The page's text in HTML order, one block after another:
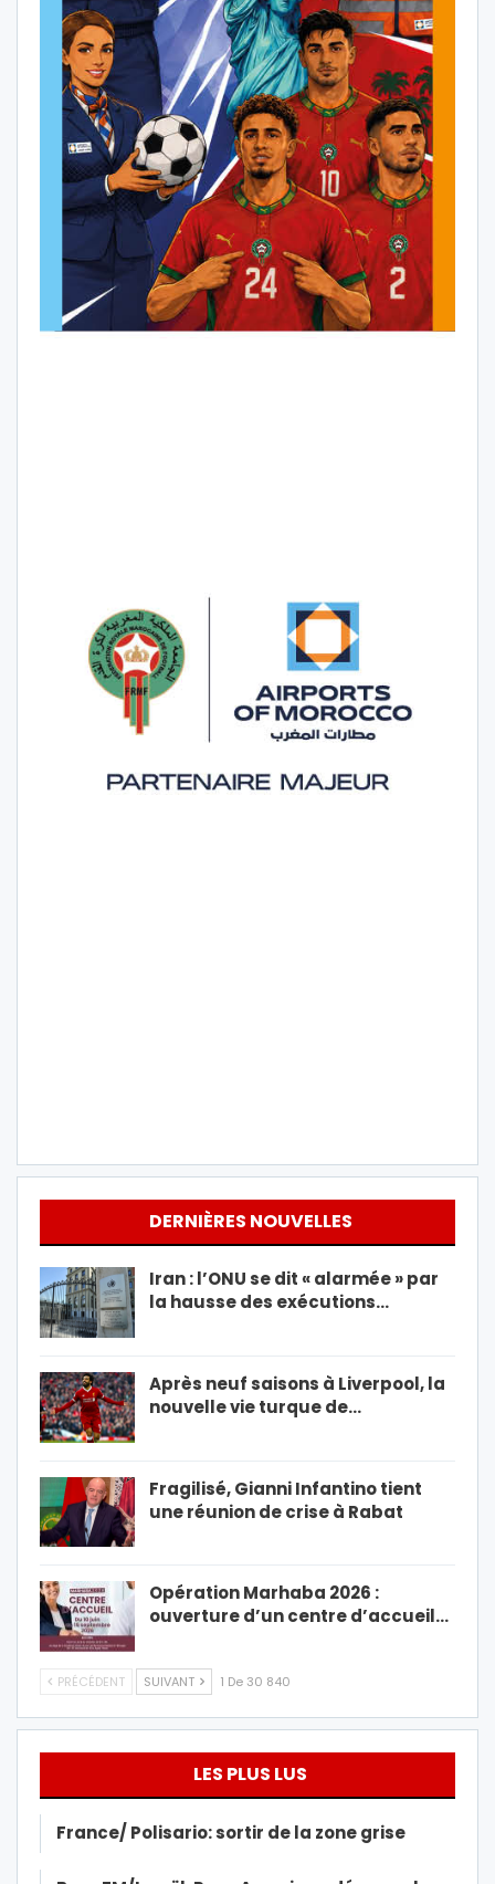
DERNIÈRES NOUVELLES
Iran : l’ONU se dit « alarmée » par
la hausse des exécutions…
Après neuf saisons à Liverpool, la
nouvelle vie turque de…
Fragilisé, Gianni Infantino tient
une réunion de crise à Rabat
Opération Marhaba 2026 :
ouverture d’un centre d’accueil…
PRÉCÉDENT SUIVANT 1 De 30 840
LES PLUS LUS
France/ Polisario: sortir de la zone grise